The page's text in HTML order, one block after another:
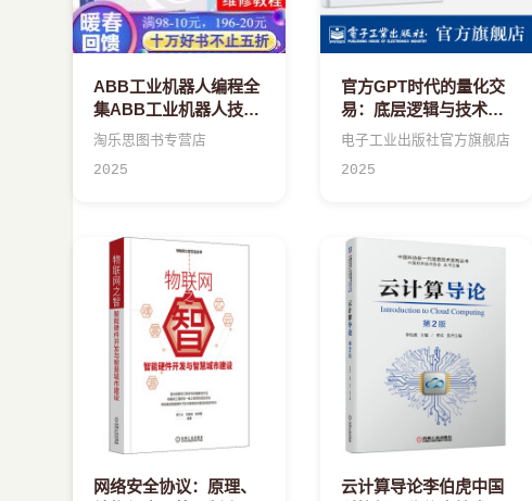
ABB工业机器人编程全
集ABB工业机器人技术
书RAPID编程语言应用
淘乐思图书专营店
2025
官方GPT时代的量化交
易：底层逻辑与技术实
践
电子工业出版社官方旗舰店
2025
网络安全协议：原理、
云计算导论李伯虎中国